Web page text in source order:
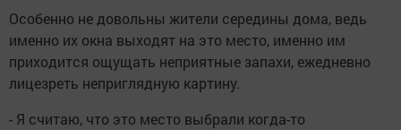
Особенно не довольны жители середины дома, ведь
именно их окна выходят на это место, именно им
приходится ощущать неприятные запахи, ежедневно
лицезреть неприглядную картину.
- Я считаю, что это место выбрали когда-то